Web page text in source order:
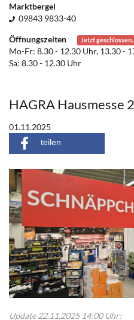
Marktbergel
09843 9833-40
Öffnungszeiten Jetzt geschlossen.
Mo-Fr: 8.30 - 12.30 Uhr, 13.30 -
Sa: 8.30 - 12.30 Uhr
HAGRA Hausmesse
01.11.2025
teilen
Update 22.11.2025 14:00 Uhr: